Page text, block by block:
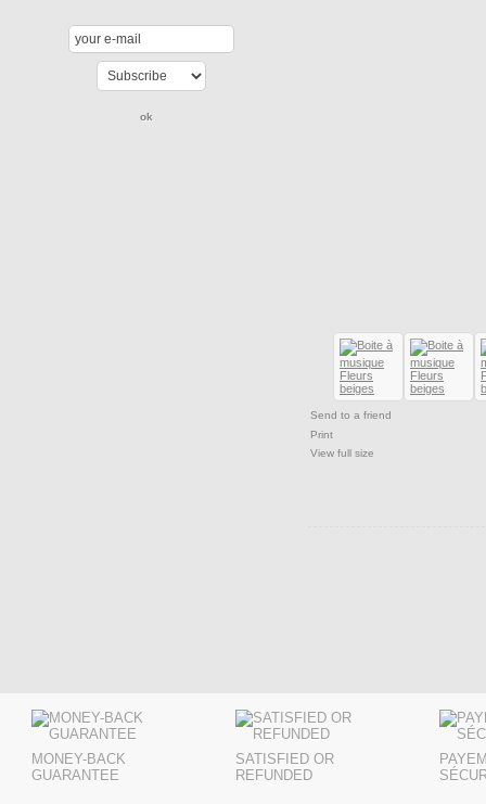
Send to a friend
Print
View full size
MONEY-BACK
GUARANTEE
SATISFIED OR
REFUNDED